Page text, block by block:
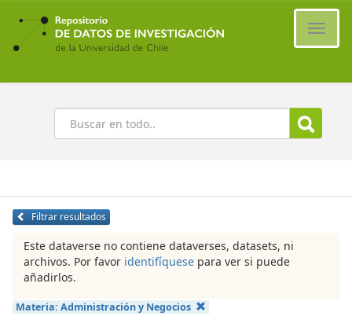
Ir
contenido
principal
Buscar
Filtrar resultados
Este dataverse no contiene dataverses, datasets, ni
archivos. Por favor identifíquese para ver si puede
añadirlos.
Materia: Administración y Negocios